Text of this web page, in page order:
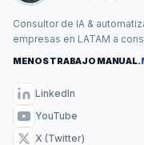
Consultor de IA &
empresas en LATAM a
MENOS TRABAJO MANUAL.
LinkedIn
YouTube
X (Twitter)